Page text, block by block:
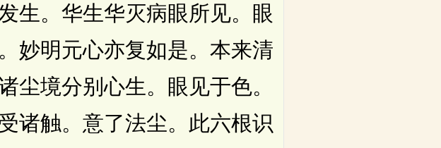
生。华生华灭病眼所见。眼
妙明元心亦复如是。本来清
尘境分别心生。眼见于色。
诸触。意了法尘。此六根识